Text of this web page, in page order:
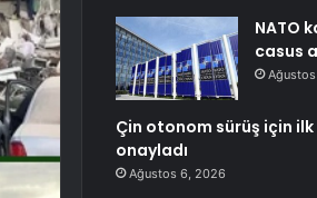
NATO
casus
Çin otonom sürüş için
onayladı
Ağustos 6, 2026